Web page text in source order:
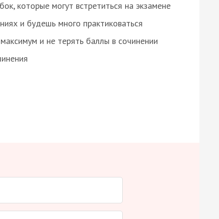
которые могут встретиться на экзамене
и будешь много практиковаться
и не терять баллы в сочинении